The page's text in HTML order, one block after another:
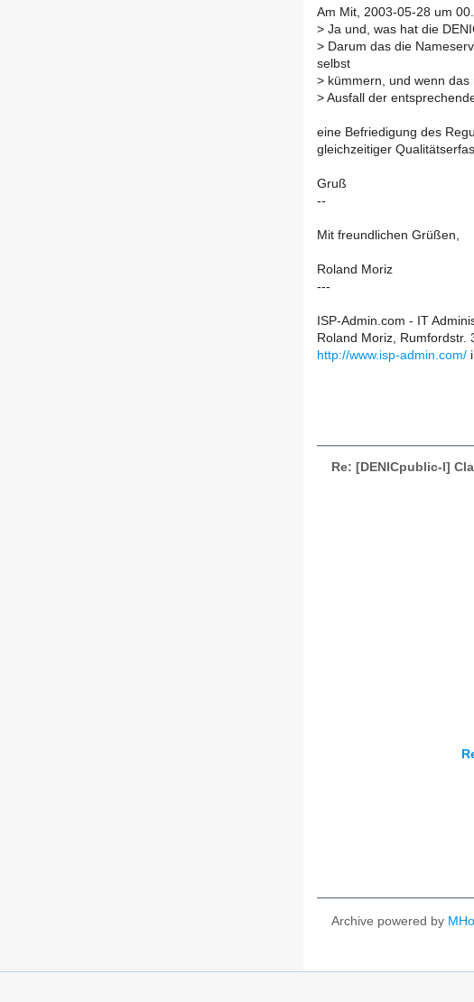
Am Mit, 2003-05-28 um
> Ja und, was hat die
> Darum das die
selbst
> kümmern, und wenn
> Ausfall der
eine Befriedigung des
gleichzeitiger
Gruß
--
Mit freundlichen Grüßen,
Roland Moriz
---
ISP-Admin.com - IT
Roland Moriz, Rumfordstr.
http://www.isp-admin.com/
Re: [DENICpublic-l]
Archive powered by